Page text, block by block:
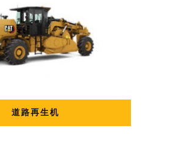
道路再生机